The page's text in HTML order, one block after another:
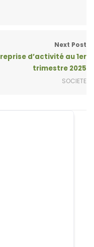
Next Post
d’activité au 1er
trimestre 2025
SOCIETE